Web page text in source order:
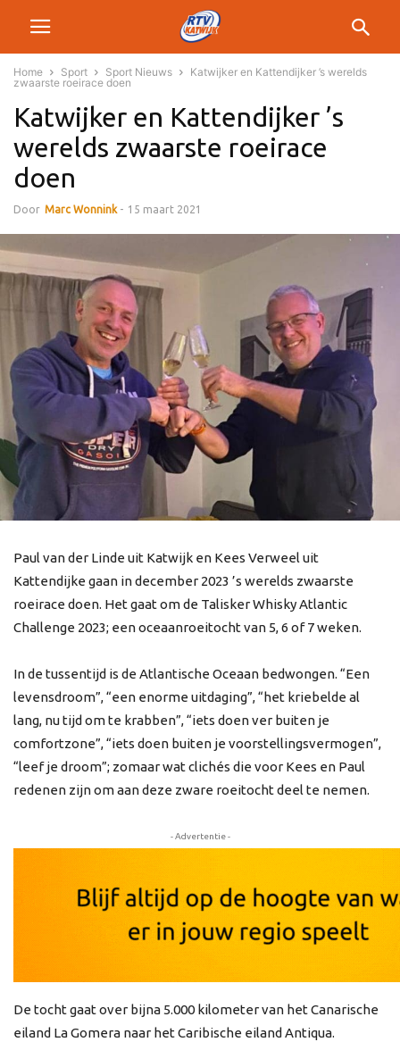
Home Sport Sport Nieuws
Katwijker en Kattendijker ’s werelds
zwaarste roeirace doen
Katwijker en Kattendijker ’s
werelds zwaarste roeirace
doen
Door Marc Wonnink - 15 maart 2021
Paul van der Linde uit Katwijk en Kees Verweel uit
Kattendijke gaan in december 2023 ’s werelds zwaarste
roeirace doen. Het gaat om de Talisker Whisky Atlantic
Challenge 2023; een oceaanroeitocht van 5, 6 of 7 weken.
In de tussentijd is de Atlantische Oceaan bedwongen. “Een
levensdroom”, “een enorme uitdaging”, “het kriebelde al
lang, nu tijd om te krabben”, “iets doen ver buiten je
comfortzone”, “iets doen buiten je voorstellingsvermogen”,
“leef je droom”; zomaar wat clichés die voor Kees en Paul
redenen zijn om aan deze zware roeitocht deel te nemen.
- Advertentie -
De tocht gaat over bijna 5.000 kilometer van het Canarische
eiland La Gomera naar het Caribische eiland Antiqua.